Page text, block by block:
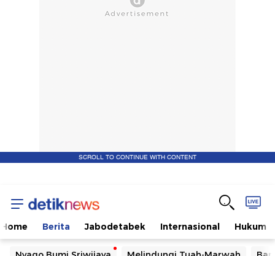
SCROLL TO CONTINUE WITH CONTENT
Home Berita Jabodetabek Internasional Hukum